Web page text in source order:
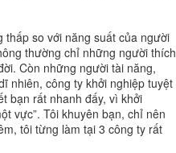
thấp so với năng suất của người
thường chỉ những người thích
Còn những người tài năng,
nhiên, công ty khởi nghiệp tuyệt
bạn rất nhanh đấy, vì khởi
vực”. Tôi khuyên bạn, chỉ nên
tôi từng làm tại 3 công ty rất